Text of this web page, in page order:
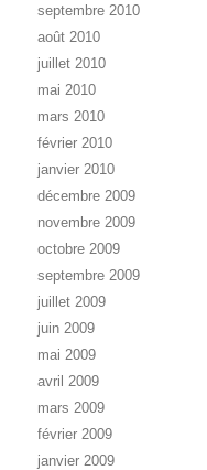
septembre 2010
août 2010
juillet 2010
mai 2010
mars 2010
février 2010
janvier 2010
décembre 2009
novembre 2009
octobre 2009
septembre 2009
juillet 2009
juin 2009
mai 2009
avril 2009
mars 2009
février 2009
janvier 2009